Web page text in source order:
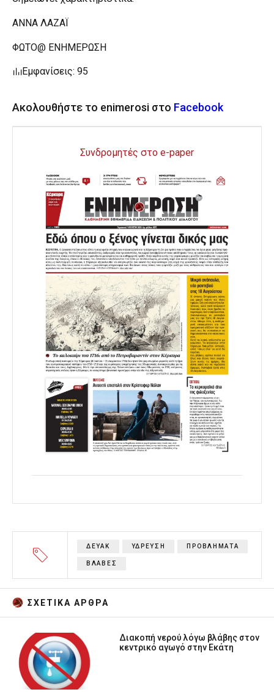
ΑΝΝΑ ΛΑΖΑΪ
ΦΩΤΟ@ ΕΝΗΜΕΡΩΣΗ
Εμφανίσεις: 95
Ακολουθήστε το enimerosi στο Facebook
Συνδρομητές στο e-paper
ΔΕΥΑΚ ΥΔΡΕΥΣΗ ΠΡΟΒΛΗΜΑΤΑ
ΒΛΑΒΕΣ
ΣΧΕΤΙΚA AΡΘΡΑ
Διακοπή νερού λόγω βλάβης στον
κεντρικό αγωγό στην Εκάτη